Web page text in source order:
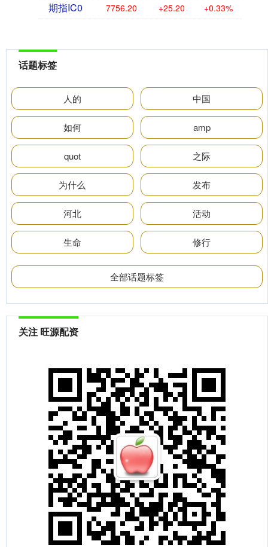
期指IC0 7756.20 +25.20 +0.33%
话题标签
人的 中国
如何 amp
quot 之际
为什么 发布
河北 活动
生命 修行
全部话题标签
关注 旺源配资